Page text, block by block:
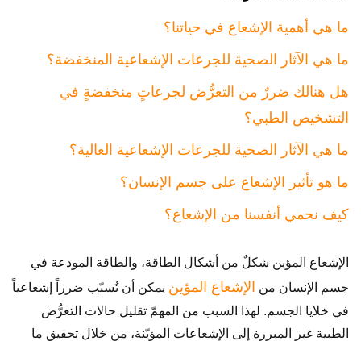
ما هي أهمية الإشعاع في حياتنا؟
ما هي الآثار الصحية للجرعات الإشعاعية المنخفضة؟
هل هنالك ضررٌ من التعرُّض لجرعاتٍ منخفضةٍ في
التشخيص الطبي؟
ما هي الآثار الصحية للجرعات الإشعاعية العالية؟
ما هو تأثير الإشعاع على جسم الإنسان؟
كيف نحمي أنفسنا من الإشعاع؟
الإشعاع المؤين شكلٌ من أشكال الطاقة، والطاقة المودعة في
جسم الإنسان من الإشعاع المؤين يمكن أن تُسبّب ضرراً إشعاعياً
في خلايا الجسم. لهذا السبب من المهمّ تقليل حالات التعرُّض
الطبية غير المبررة إلى الإشعاعات المؤيّنة، من خلال تحقيق ما